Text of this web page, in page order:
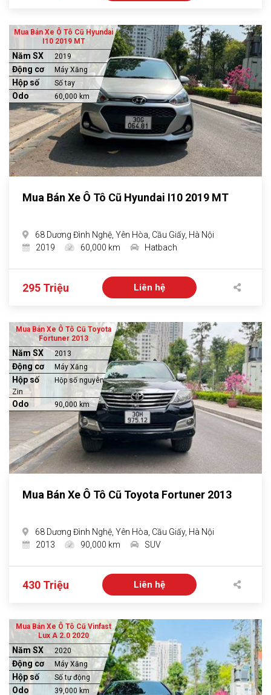
Mua Bán Xe Ô Tô Cũ Hyundai
I10 2019 MT
Năm SX 2019
Động cơ Máy Xăng
Hộp số Số tay
Odo 60,000 km
Mua Bán Xe Ô Tô Cũ Hyundai I10 2019 MT
68 Dương Đình Nghệ, Yên Hòa, Cầu Giấy, Hà Nội
2019
60,000 km Hatbach
295 Triệu Liên hệ
Mua Bán Xe Ô Tô Cũ Toyota
Fortuner 2013
Năm SX 2013
Động cơ Máy Xăng
Hộp số
Hộp số nguyên
Zin
Odo 90,000 km
Mua Bán Xe Ô Tô Cũ Toyota Fortuner 2013
68 Dương Đình Nghệ, Yên Hòa, Cầu Giấy, Hà Nội
2013
90,000 km SUV
430 Triệu Liên hệ
Mua Bán Xe Ô Tô Cũ Vinfast
Lux A 2.0 2020
Năm SX 2020
Động cơ Máy Xăng
Hộp số Số tự động
Odo 39,000 km